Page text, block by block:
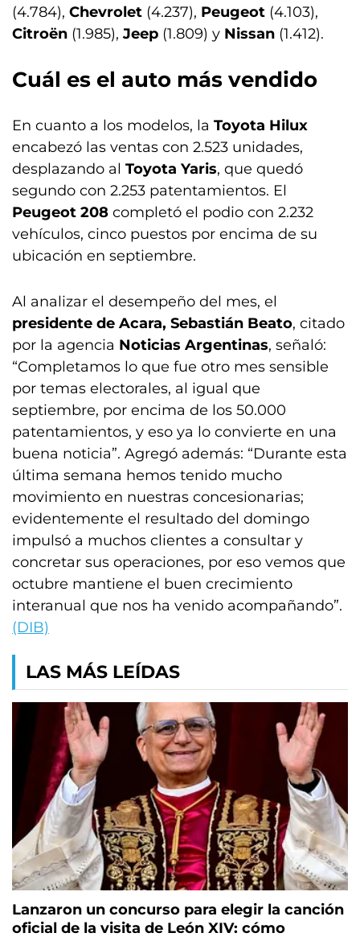
(4.784), Chevrolet (4.237), Peugeot (4.103),
Citroën (1.985), Jeep (1.809) y Nissan (1.412).
Cuál es el auto más vendido
En cuanto a los modelos, la Toyota Hilux
encabezó las ventas con 2.523 unidades,
desplazando al Toyota Yaris, que quedó
segundo con 2.253 patentamientos. El
Peugeot 208 completó el podio con 2.232
vehículos, cinco puestos por encima de su
ubicación en septiembre.
Al analizar el desempeño del mes, el
presidente de Acara, Sebastián Beato, citado
por la agencia Noticias Argentinas, señaló:
“Completamos lo que fue otro mes sensible
por temas electorales, al igual que
septiembre, por encima de los 50.000
patentamientos, y eso ya lo convierte en una
buena noticia”. Agregó además: “Durante esta
última semana hemos tenido mucho
movimiento en nuestras concesionarias;
evidentemente el resultado del domingo
impulsó a muchos clientes a consultar y
concretar sus operaciones, por eso vemos que
octubre mantiene el buen crecimiento
interanual que nos ha venido acompañando”.
(DIB)
LAS MÁS LEÍDAS
Lanzaron un concurso para elegir la canción
oficial de la visita de León XIV: cómo